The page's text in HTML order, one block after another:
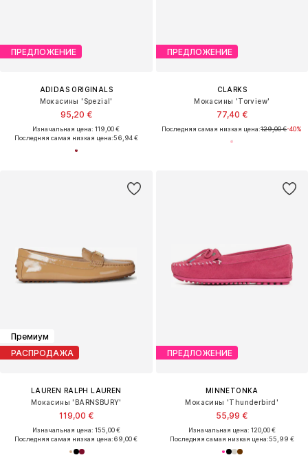
ПРЕДЛОЖЕНИЕ
ADIDAS ORIGINALS
Мокасины 'Spezial'
95,20 €
Изначальная цена: 119,00 €
Последняя самая низкая цена:56,94 €
ПРЕДЛОЖЕНИЕ
CLARKS
Мокасины 'Torview'
77,40 €
Последняя самая низкая цена:129,00 €-40%
Премиум
РАСПРОДАЖА
LAUREN RALPH LAUREN
Мокасины 'BARNSBURY'
119,00 €
Изначальная цена: 155,00 €
Последняя самая низкая цена:69,00 €
ПРЕДЛОЖЕНИЕ
MINNETONKA
Мокасины 'Thunderbird'
55,99 €
Изначальная цена: 120,00 €
Последняя самая низкая цена:55,99 €